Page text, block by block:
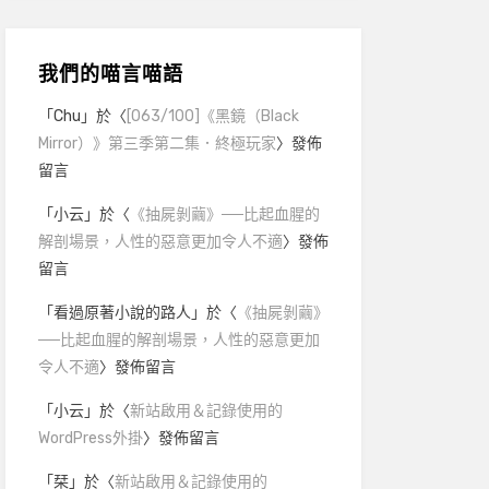
我們的喵言喵語
「Chu 」於〈 [063/100]《黑鏡（Black
Mirror）》第三季第二集．終極玩家〉發佈
留言
「小云」於〈 《抽屍剝繭》──比起血腥的
解剖場景，人性的惡意更加令人不適〉發佈
留言
「看過原著小說的路人 」於〈 《抽屍剝繭》
──比起血腥的解剖場景，人性的惡意更加
令人不適〉發佈留言
「小云」於〈新站啟用＆記錄使用的
WordPress外掛〉發佈留言
「栞」於〈新站啟用＆記錄使用的